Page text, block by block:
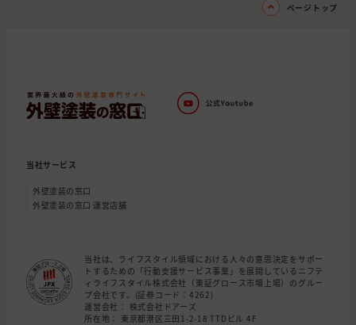
ページトップ
当社サービス
外壁塗装の窓口
外壁塗装の窓口 運営店舗
当社は、ライフスタイル領域における人々の意思決定をサポー
トするための「行動支援サービス事業」を展開しているニフテ
ィライフスタイル株式会社（東証グロース市場上場）のグルー
プ会社です。(証券コード：4262)
運営会社： 株式会社ドアーズ
所在地： 東京都港区三田1-2-18 TTDビル 4F